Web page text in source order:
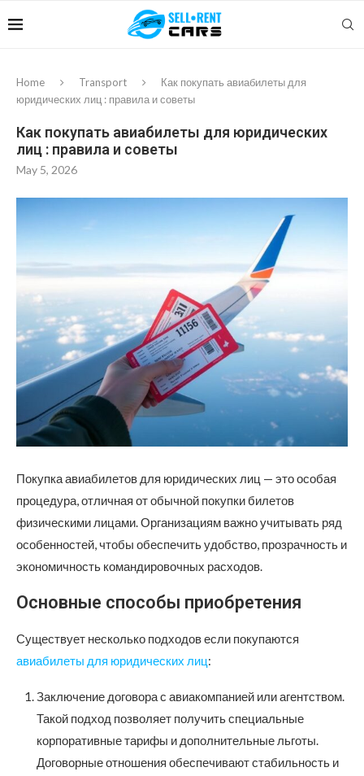
Home Transport
Как покупать авиабилеты для
юридических лиц : правила и советы
Как покупать авиабилеты для юридических
лиц : правила и советы
May 5, 2026
Покупка авиабилетов для юридических лиц — это особая
процедура, отличная от обычной покупки билетов
физическими лицами.Организациям важно учитывать ряд
особенностей, чтобы обеспечить удобство, прозрачность и
экономичность командировочных расходов.
Основные способы приобретения
Существует несколько подходов если покупаются
авиабилеты для юридических лиц:
Заключение договора с авиакомпанией или агентством.
Такой подход позволяет получить специальные
корпоративные тарифы и дополнительные льготы.
Договорные отношения обеспечивают стабильность и